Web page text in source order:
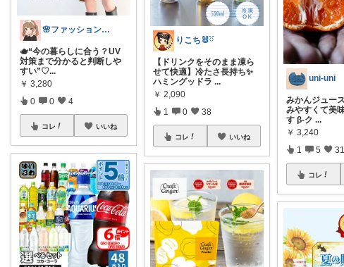
🌸ファッションハナコの可愛さラボ🌸
🫖“今の暮らしに合う？UV
対策まで分かると判断しや
すい”♡ ​...
￥ 3,280
0 0 4
コレ いいね
りこち🐰ྀི
【ドリンクをそのまま凍ら
せて快適】冷たさ長持ち✨
ハミングッドラ ...
￥ 2,090
1 0 38
コレ いいね
uni-uni
みかんジュー
みやすくて美
す β-ク ...
￥ 3,240
1 5
コレ